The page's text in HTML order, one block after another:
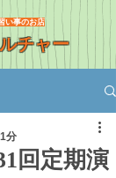
い事のお店
チャー
回定期演
分